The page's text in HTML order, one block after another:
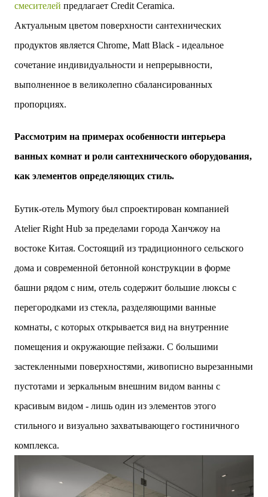
смесителей предлагает Credit Ceramica.
Актуальным цветом поверхности сантехнических
продуктов является Chrome, Matt Black - идеальное
сочетание индивидуальности и непрерывности,
выполненное в великолепно сбалансированных
пропорциях.
Рассмотрим на примерах особенности интерьера
ванных комнат и роли сантехнического оборудования,
как элементов определяющих стиль.
Бутик-отель Mymory был спроектирован компанией
Atelier Right Hub за пределами города Ханчжоу на
востоке Китая. Состоящий из традиционного сельского
дома и современной бетонной конструкции в форме
башни рядом с ним, отель содержит большие люксы с
перегородками из стекла, разделяющими ванные
комнаты, с которых открывается вид на внутренние
помещения и окружающие пейзажи. С большими
застекленными поверхностями, живописно вырезанными
пустотами и зеркальным внешним видом ванны с
красивым видом - лишь один из элементов этого
стильного и визуально захватывающего гостиничного
комплекса.